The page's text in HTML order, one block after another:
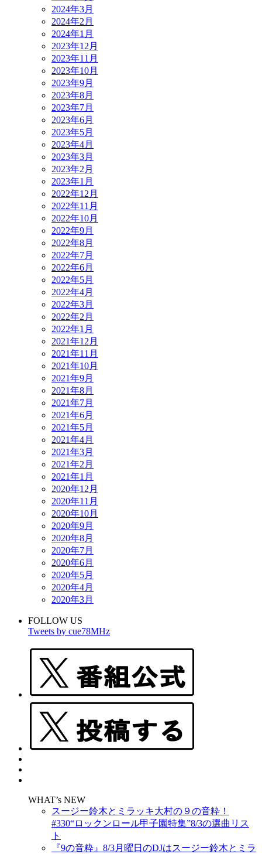
2024年3月
2024年2月
2024年1月
2023年12月
2023年11月
2023年10月
2023年9月
2023年8月
2023年7月
2023年6月
2023年5月
2023年4月
2023年3月
2023年2月
2023年1月
2022年12月
2022年11月
2022年10月
2022年9月
2022年8月
2022年7月
2022年6月
2022年5月
2022年4月
2022年3月
2022年2月
2022年1月
2021年12月
2021年11月
2021年10月
2021年9月
2021年8月
2021年7月
2021年6月
2021年5月
2021年4月
2021年3月
2021年2月
2021年1月
2020年12月
2020年11月
2020年10月
2020年9月
2020年8月
2020年7月
2020年6月
2020年5月
2020年4月
2020年3月
FOLLOW US
Tweets by cue78MHz
WHAT’s NEW
スージー鈴木とミラッキ大村の９の音粋！
#330“ロックンロール甲子園特集”8/3の選曲リス
ト
『9の音粋』8/3月曜日のDJはスージー鈴木とミラ